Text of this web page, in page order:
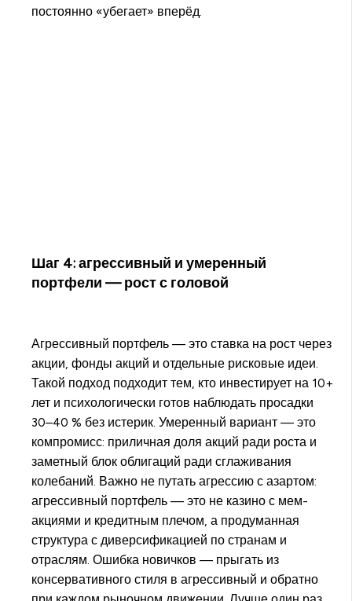
постоянно «убегает» вперёд.
Шаг 4: агрессивный и умеренный
портфели — рост с головой
Агрессивный портфель — это ставка на рост через
акции, фонды акций и отдельные рисковые идеи.
Такой подход подходит тем, кто инвестирует на 10+
лет и психологически готов наблюдать просадки
30–40 % без истерик. Умеренный вариант — это
компромисс: приличная доля акций ради роста и
заметный блок облигаций ради сглаживания
колебаний. Важно не путать агрессию с азартом:
агрессивный портфель — это не казино с мем-
акциями и кредитным плечом, а продуманная
структура с диверсификацией по странам и
отраслям. Ошибка новичков — прыгать из
консервативного стиля в агрессивный и обратно